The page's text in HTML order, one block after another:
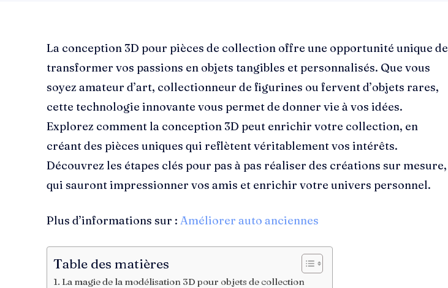
La conception 3D pour pièces de collection offre une opportunité unique de
transformer vos passions en objets tangibles et personnalisés. Que vous
soyez amateur d’art, collectionneur de figurines ou fervent d’objets rares,
cette technologie innovante vous permet de donner vie à vos idées.
Explorez comment la conception 3D peut enrichir votre collection, en
créant des pièces uniques qui reflètent véritablement vos intérêts.
Découvrez les étapes clés pour pas à pas réaliser des créations sur mesure,
qui sauront impressionner vos amis et enrichir votre univers personnel.
Plus d’informations sur : Améliorer auto anciennes
Table des matières
La magie de la modélisation 3D pour objets de collection